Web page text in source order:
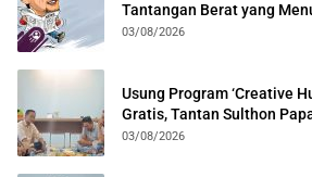
Tantangan Berat yang
Lintas Generasi
03/08/2026
Usung Program ‘Creative
Gratis, Tantan Sulthon
Kota Bogor
03/08/2026